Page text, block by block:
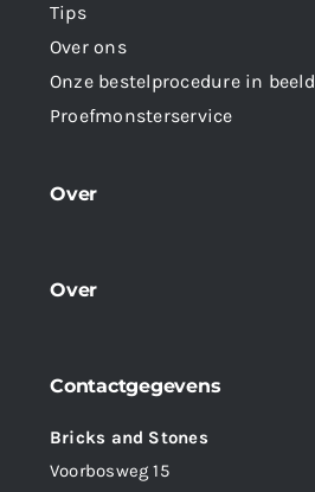
Tips
Over ons
Onze bestelprocedure in beeld
Proefmonsterservice
Over
Over
Contactgegevens
Bricks and Stones
Voorbosweg 15